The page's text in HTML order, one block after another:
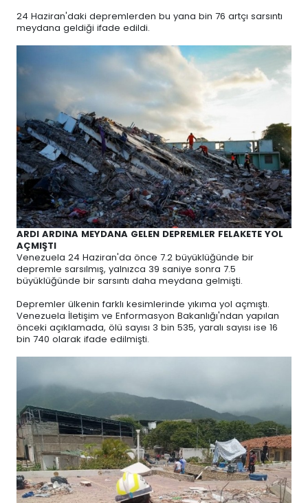
24 Haziran'daki depremlerden bu yana bin 76 artçı sarsıntı
meydana geldiği ifade edildi.
ARDI ARDINA MEYDANA GELEN DEPREMLER FELAKETE YOL
AÇMIŞTI
Venezuela 24 Haziran'da önce 7.2 büyüklüğünde bir
depremle sarsılmış, yalnızca 39 saniye sonra 7.5
büyüklüğünde bir sarsıntı daha meydana gelmişti.
Depremler ülkenin farklı kesimlerinde yıkıma yol açmıştı.
Venezuela İletişim ve Enformasyon Bakanlığı'ndan yapılan
önceki açıklamada, ölü sayısı 3 bin 535, yaralı sayısı ise 16
bin 740 olarak ifade edilmişti.